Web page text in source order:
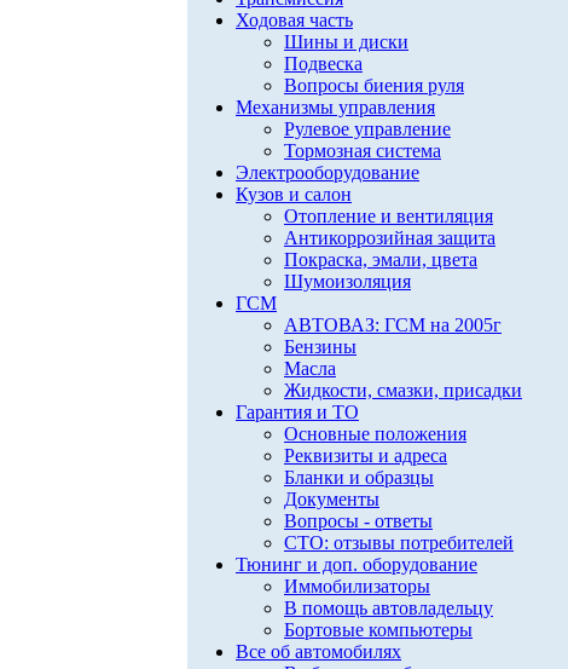
Ходовая часть
Шины и диски
Подвеска
Вопросы биения руля
Механизмы управления
Рулевое управление
Тормозная система
Электрооборудование
Кузов и салон
Отопление и вентиляция
Антикоррозийная защита
Покраска, эмали, цвета
Шумоизоляция
ГСМ
АВТОВАЗ: ГСМ на 2005г
Бензины
Масла
Жидкости, смазки, присадки
Гарантия и ТО
Основные положения
Реквизиты и адреса
Бланки и образцы
Документы
Вопросы - ответы
СТО: отзывы потребителей
Тюнинг и доп. оборудование
Иммобилизаторы
В помощь автовладельцу
Бортовые компьютеры
Все об автомобилях